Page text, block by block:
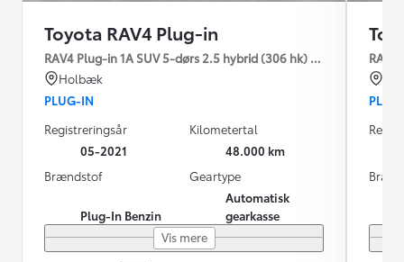
Toyota RAV4 Plug-in
RAV4 Plug-in 1A SUV 5-dørs 2.5 hybrid (306 hk) aut. gear AWD-
Holbæk
PLUG-IN
Registreringsår
05-2021
Kilometertal
48.000 km
Brændstof
Plug-In Benzin
Geartype
Automatisk
gearkasse
Vis mere